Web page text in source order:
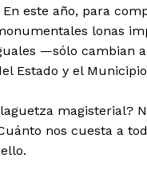
este año, para
lonas
—sólo cambian
Estado y el
nos cuesta a